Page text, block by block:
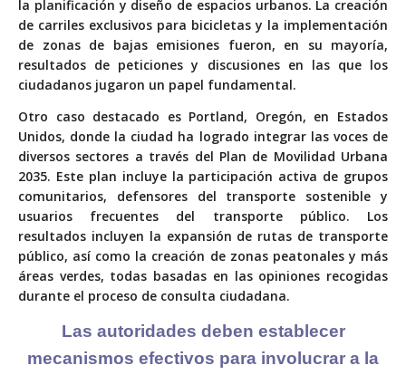
la planificación y diseño de espacios urbanos. La creación
de carriles exclusivos para bicicletas y la implementación
de zonas de bajas emisiones fueron, en su mayoría,
resultados de peticiones y discusiones en las que los
ciudadanos jugaron un papel fundamental.
Otro caso destacado es Portland, Oregón, en Estados
Unidos, donde la ciudad ha logrado integrar las voces de
diversos sectores a través del Plan de Movilidad Urbana
2035. Este plan incluye la participación activa de grupos
comunitarios, defensores del transporte sostenible y
usuarios frecuentes del transporte público. Los
resultados incluyen la expansión de rutas de transporte
público, así como la creación de zonas peatonales y más
áreas verdes, todas basadas en las opiniones recogidas
durante el proceso de consulta ciudadana.
Las autoridades deben establecer
mecanismos efectivos para involucrar a la